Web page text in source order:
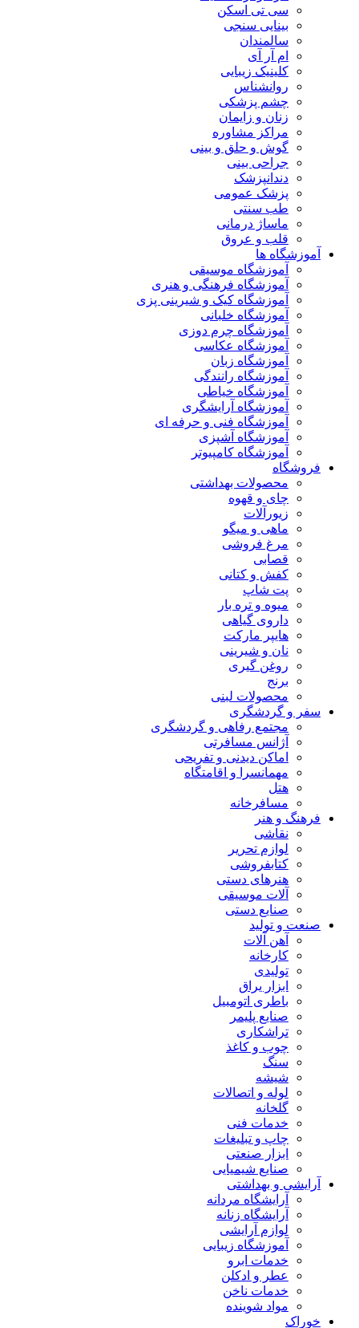
سی تی اسکن
بینایی سنجی
سالمندان
ام آر آی
کلینیک زیبایی
روانشناس
چشم پزشکی
زنان و زایمان
مراکز مشاوره
گوش و حلق و بینی
جراحی بینی
دندانپزشک
پزشک عمومی
طب سنتی
ماساژ درمانی
قلب و عروق
آموزشگاه ها
آموزشگاه موسیقی
آموزشگاه فرهنگی و هنری
آموزشگاه کیک و شیرینی پزی
آموزشگاه خلبانی
آموزشگاه چرم دوزی
آموزشگاه عکاسی
آموزشگاه زبان
آموزشگاه رانندگی
آموزشگاه خیاطی
آموزشگاه آرایشگری
آموزشگاه فنی و حرفه ای
آموزشگاه آشپزی
آموزشگاه کامپیوتر
فروشگاه
محصولات بهداشتی
چای و قهوه
زیورآلات
ماهی و میگو
مرغ فروشی
قصابی
کفش و کتانی
پت شاپ
میوه و تره بار
داروی گیاهی
هایپر مارکت
نان و شیرینی
روغن گیری
برنج
محصولات لبنی
سفر و گردشگری
مجتمع رفاهی و گردشگری
آژانس مسافرتی
اماکن دیدنی و تفریحی
مهمانسرا و اقامتگاه
هتل
مسافرخانه
فرهنگ و هنر
نقاشی
لوازم تحریر
کتابفروشی
هنرهای دستی
آلات موسیقی
صنایع دستی
صنعت و تولید
آهن آلات
کارخانه
تولیدی
ابزار یراق
باطری اتومبیل
صنایع پلیمر
تراشکاری
چوب و کاغذ
سنگ
شیشه
لوله و اتصالات
گلخانه
خدمات فنی
چاپ و تبلیغات
ابزار صنعتی
صنایع شیمیایی
آرایشی و بهداشتی
آرایشگاه مردانه
آرایشگاه زنانه
لوازم آرایشی
آموزشگاه زیبایی
خدمات ابرو
عطر و ادکلن
خدمات ناخن
مواد شوینده
خوراک